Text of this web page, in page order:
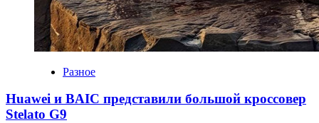
Разное
Huawei и BAIC представили большой кроссовер
Stelato G9